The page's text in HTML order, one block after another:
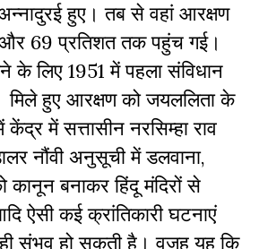
हुए। तब से वहां आरक्षण
और 69 प्रतिशत तक पहुंच गई।
के लिए 1951 में पहला संविधान
हुए आरक्षण को जयललिता के
में सत्तासीन नरसिम्हा राव
नौंवी अनुसूची में डलवाना,
कानून बनाकर हिंदू मंदिरों से
ऐसी कई क्रांतिकारी घटनाएं
संभव हो सकती है। वजह यह कि